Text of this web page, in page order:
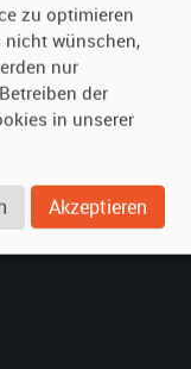
Fragen (FAQ)
zu optimieren
nicht wünschen,
nur
der
in unserer
Akzeptieren